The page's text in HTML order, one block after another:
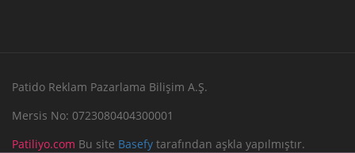
Patido Reklam Pazarlama Bilişim A.Ş.
Mersis No: 0723080404300001
Patiliyo.com Bu site Basefy tarafından aşkla yapılmıştır.